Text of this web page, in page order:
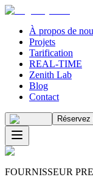
À propos de
Projets
Tarification
REAL-TIME
Zenith Lab
Blog
Contact
FOURNISSEUR